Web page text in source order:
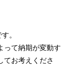
。
って納期が変動す
てお考えくださ